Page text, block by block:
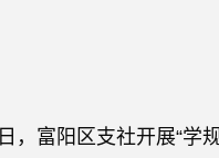
日，富阳区支社开展“学